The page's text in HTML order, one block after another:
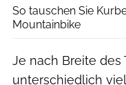
So tauschen Sie
Mountainbike
Je nach Breite des
unterschiedlich